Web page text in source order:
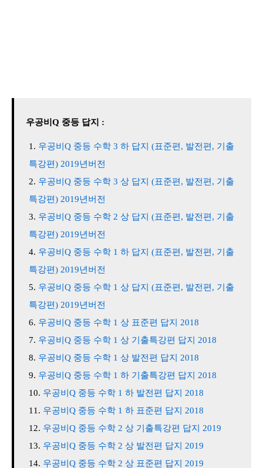
우공비Q 중등 답지 :
우공비Q 중등 수학 3 하 답지 (표준편, 발전편, 기출
특강편) 2019년버전
우공비Q 중등 수학 3 상 답지 (표준편, 발전편, 기출
특강편) 2019년버전
우공비Q 중등 수학 2 상 답지 (표준편, 발전편, 기출
특강편) 2019년버전
우공비Q 중등 수학 1 하 답지 (표준편, 발전편, 기출
특강편) 2019년버전
우공비Q 중등 수학 1 상 답지 (표준편, 발전편, 기출
특강편) 2019년버전
우공비Q 중등 수학 1 상 표준편 답지 2018
우공비Q 중등 수학 1 상 기출특강편 답지 2018
우공비Q 중등 수학 1 상 발전편 답지 2018
우공비Q 중등 수학 1 하 기출특강편 답지 2018
우공비Q 중등 수학 1 하 발전편 답지 2018
우공비Q 중등 수학 1 하 표준편 답지 2018
우공비Q 중등 수학 2 상 기출특강편 답지 2019
우공비Q 중등 수학 2 상 발전편 답지 2019
우공비Q 중등 수학 2 상 표준편 답지 2019